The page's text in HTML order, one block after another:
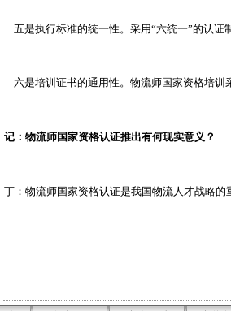
五是执行标准的统一性。采用“六统一”的认证
六是培训证书的通用性。物流师国家资格培训
记：物流师国家资格认证推出有何现实意义？
丁：物流师国家资格认证是我国物流人才战略